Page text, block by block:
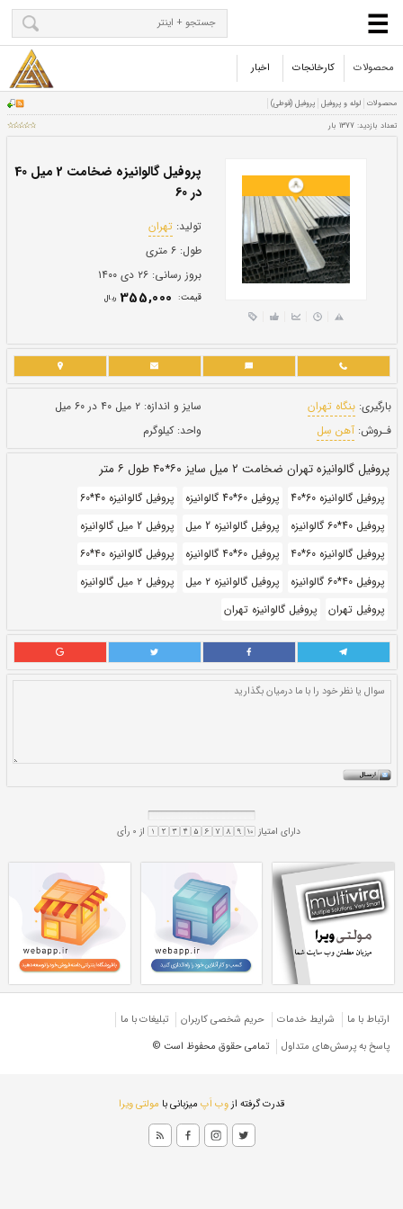
محصولات کارخانجات اخبار
در 60
تولید:تهران
طول:
بروز رسانی: ۲۶ دی ۱۴۰۰
قيمت: 355,000ريال
سایز و اندازه:۲ میل ۴۰ در ۶۰ میل
پروفیل گالوانیزه 40*60
2 میل
پروفیل 2 میل گالوانیزه
پروفیل گالوانیزه ۴۰*۶۰
پروفیل ۲ میل گالوانیزه
ارتباط با ما شرایط خدمات حريم شخصی كاربران
تبليغات با ما
پاسخ به پرسش‌های متداول
تمامی حقوق محفوظ است ©
قدرت گرفته ازوِب اَپ میزبانی با مولتی ویرا